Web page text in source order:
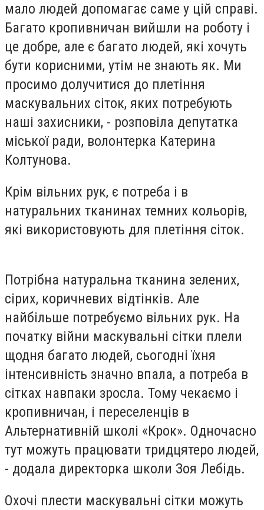
мало людей допомагає саме у цій справі.
Багато кропивничан вийшли на роботу і
це добре, але є багато людей, які хочуть
бути корисними, утім не знають як. Ми
просимо долучитися до плетіння
маскувальних сіток, яких потребують
наші захисники, - розповіла депутатка
міської ради, волонтерка Катерина
Колтунова.
Крім вільних рук, є потреба і в
натуральних тканинах темних кольорів,
які використовують для плетіння сіток.
Потрібна натуральна тканина зелених,
сірих, коричневих відтінків. Але
найбільше потребуємо вільних рук. На
початку війни маскувальні сітки плели
щодня багато людей, сьогодні їхня
інтенсивність значно впала, а потреба в
сітках навпаки зросла. Тому чекаємо і
кропивничан, і переселенців в
Альтернативній школі «Крок». Одночасно
тут можуть працювати тридцятеро людей,
- додала директорка школи Зоя Лебідь.
Охочі плести маскувальні сітки можуть